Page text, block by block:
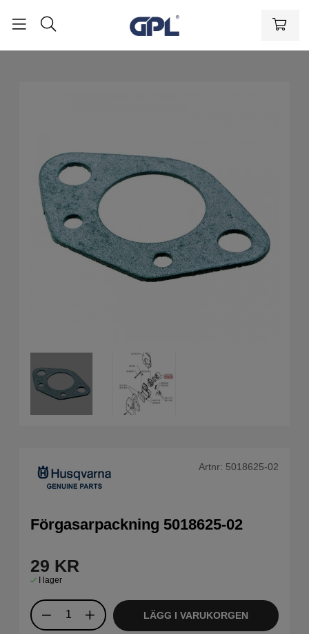
Artnr: 5018625-02
Förgasarpackning 5018625-02
29 KR
I lager
LÄGG I VARUKORGEN